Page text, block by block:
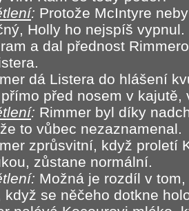
: Protože McIntyre
Holly ho nejspíš
a dal přednost
dá Listera do hlášení
před nosem v kajutě,
: Rimmer byl díky
to vůbec nezaznamenal.
zprůsvitní, když proletí
zůstane normální.
Možná je rozdíl v
když se něčeho dotkne